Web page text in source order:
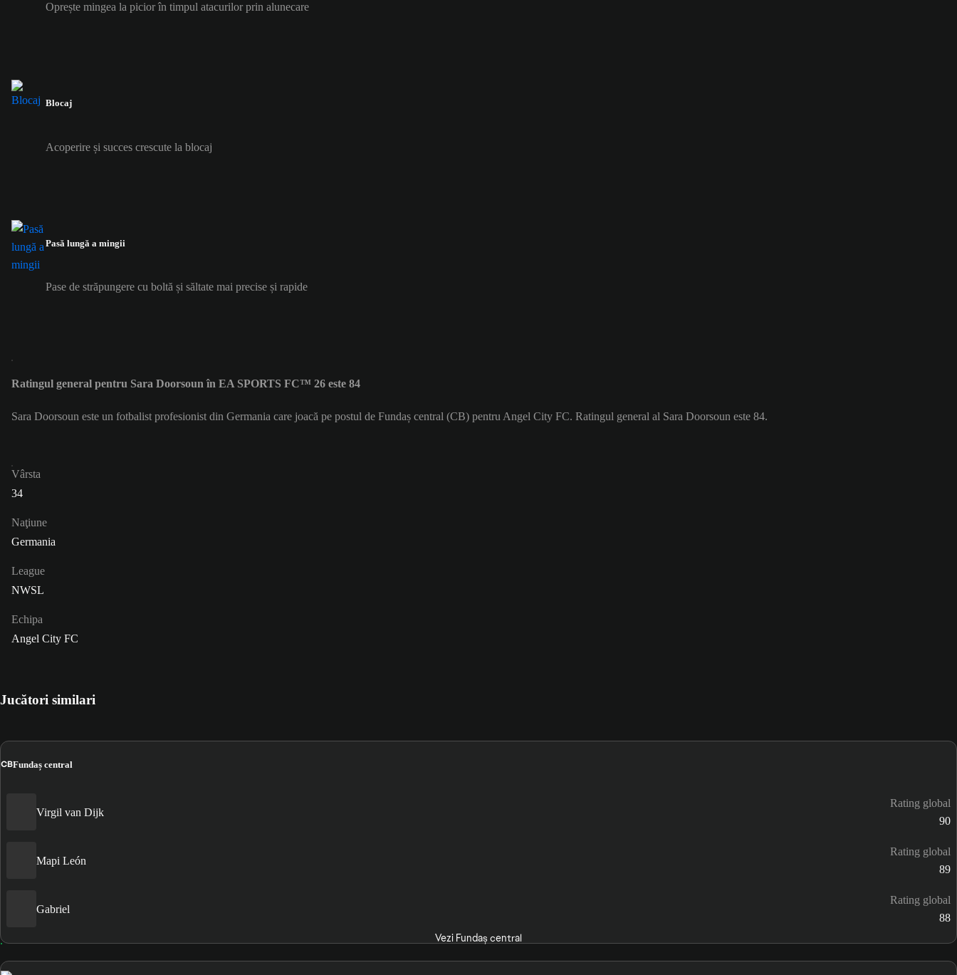
Oprește mingea la picior în timpul atacurilor prin alunecare
Blocaj
Acoperire și succes crescute la blocaj
Pasă lungă a mingii
Pase de străpungere cu boltă și săltate mai precise și rapide
Ratingul general pentru Sara Doorsoun în EA SPORTS FC™ 26 este 84
Sara Doorsoun este un fotbalist profesionist din Germania care joacă pe postul de Fundaș central (CB) pentru Angel City FC. Ratingul general al Sara Doorsoun este 84.
Vârsta
34
Naţiune
Germania
League
NWSL
Echipa
Angel City FC
Jucători similari
CBFundaș central
Virgil van Dijk
Rating global
90
Mapi León
Rating global
89
Gabriel
Rating global
88
Vezi Fundaș central